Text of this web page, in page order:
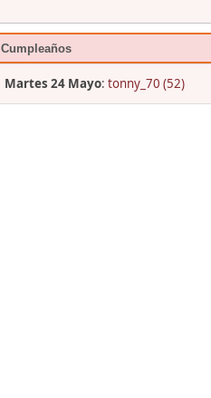
Cumpleaños
Martes 24 Mayo: tonny_70 (52)